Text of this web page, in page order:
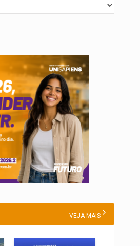
VEJA MAIS